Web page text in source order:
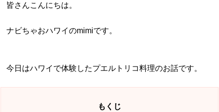
皆さんこんにちは。
ナビちゃおハワイのmimiです。
今日はハワイで体験したプエルトリコ料理のお話です。
もくじ